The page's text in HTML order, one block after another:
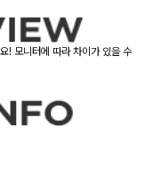
! 모니터에 따라 차이가 있을 수